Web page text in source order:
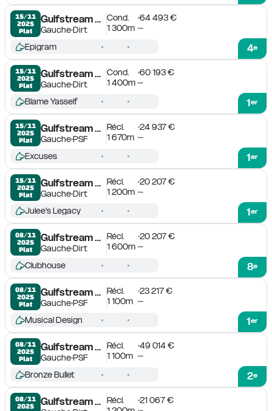
15/11
2025
Plat
Gulfstream Park
GaucheDirt
Cond.
64 493 €
1 300m -
4e
Epigram
15/11
2025
Plat
Gulfstream Park
GaucheDirt
Cond.
60 193 €
1 400m -
1er
Blame Yasself
15/11
2025
Plat
Gulfstream Park
GauchePSF
Récl.
24 937 €
1 670m -
1er
Excuses
15/11
2025
Plat
Gulfstream Park
GaucheDirt
Récl.
20 207 €
1 200m -
1er
Julee's Legacy
08/11
2025
Plat
Gulfstream Park
GaucheDirt
Récl.
20 207 €
1 600m -
8e
Clubhouse
08/11
2025
Plat
Gulfstream Park
GauchePSF
Récl.
23 217 €
1 100m
-
1er
Musical Design
08/11
2025
Plat
Gulfstream Park
GauchePSF
Récl.
49 014 €
1 100m
-
2e
Bronze Bullet
08/11
2025
Gulfstream ParkRécl.
21 067 €